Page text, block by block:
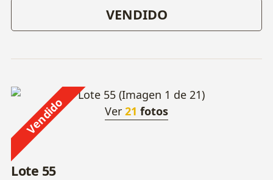
VENDIDO
Vendido Ver 21 fotos
Lote 55